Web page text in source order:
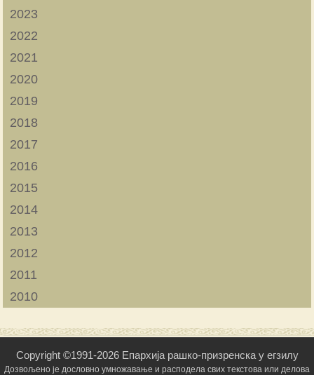
2023
2022
2021
2020
2019
2018
2017
2016
2015
2014
2013
2012
2011
2010
Copyright ©1991-2026 Епархија рашко-призренска у егзилу
Дозвољено је дословно умножавање и расподела свих текстова или делова